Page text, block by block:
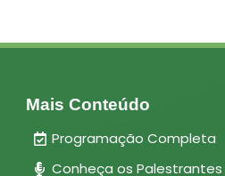
Mais Conteúdo
Programação Completa
Conheça os Palestrantes